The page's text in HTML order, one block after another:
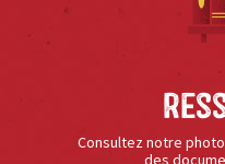
Consultez notre
des